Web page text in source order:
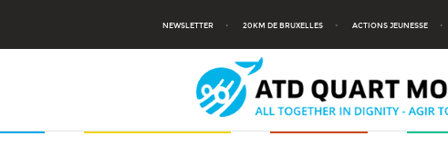
NEWSLETTER 20KM DE BRUXELLES ACTIONS JEUNESSE